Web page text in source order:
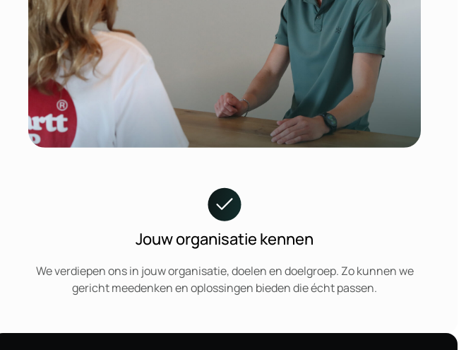
Jouw organisatie kennen
We verdiepen ons in jouw organisatie, doelen en doelgroep. Zo kunnen we
gericht meedenken en oplossingen bieden die écht passen.